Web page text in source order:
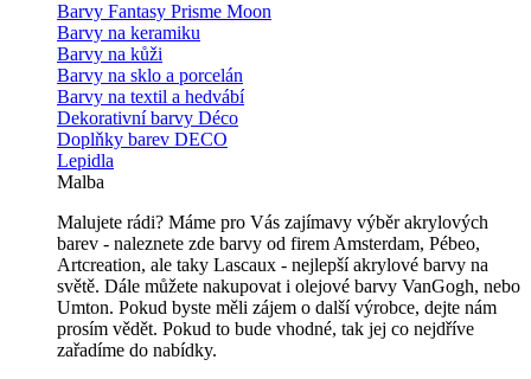
Barvy Fantasy Prisme Moon
Barvy na keramiku
Barvy na kůži
Barvy na sklo a porcelán
Barvy na textil a hedvábí
Dekorativní barvy Déco
Doplňky barev DECO
Lepidla
Malba
Malujete rádi? Máme pro Vás zajímavy výběr akrylových
barev - naleznete zde barvy od firem Amsterdam, Pébeo,
Artcreation, ale taky Lascaux - nejlepší akrylové barvy na
světě. Dále můžete nakupovat i olejové barvy VanGogh, nebo
Umton. Pokud byste měli zájem o další výrobce, dejte nám
prosím vědět. Pokud to bude vhodné, tak jej co nejdříve
zařadíme do nabídky.